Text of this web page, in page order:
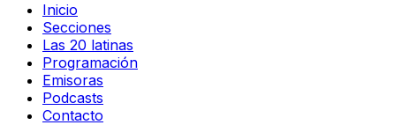
Inicio
Secciones
Las 20 latinas
Programación
Emisoras
Podcasts
Contacto